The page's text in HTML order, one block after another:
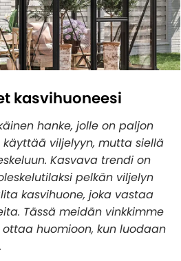
of conduct
ja Paljut
kasvihuoneesi
hanke, jolle on paljon
viljelyyn, mutta siellä
Kasvava trendi on
pelkän viljelyn
kasvihuone, joka vastaa
Tässä meidän vinkkimme
huomioon, kun luodaan